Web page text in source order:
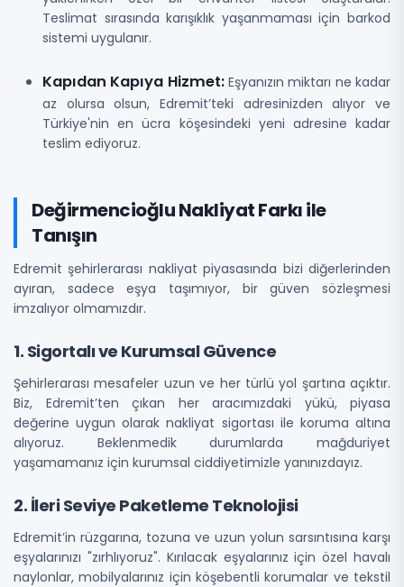
Teslimat sırasında karışıklık yaşanmaması için barkod
sistemi uygulanır.
Kapıdan Kapıya Hizmet:Eşyanızın miktarı ne kadar
az olursa olsun, Edremit’teki adresinizden alıyor ve
Türkiye'nin en ücra köşesindeki yeni adresine kadar
teslim ediyoruz.
Değirmencioğlu Nakliyat Farkı ile
Tanışın
Edremit şehirlerarası nakliyat piyasasında bizi diğerlerinden
ayıran, sadece eşya taşımıyor, bir güven sözleşmesi
imzalıyor olmamızdır.
1. Sigortalı ve Kurumsal Güvence
Şehirlerarası mesafeler uzun ve her türlü yol şartına açıktır.
Biz, Edremit’ten çıkan her aracımızdaki yükü, piyasa
değerine uygun olarak nakliyat sigortası ile koruma altına
alıyoruz. Beklenmedik durumlarda mağduriyet
yaşamamanız için kurumsal ciddiyetimizle yanınızdayız.
2. İleri Seviye Paketleme Teknolojisi
Edremit’in rüzgarına, tozuna ve uzun yolun sarsıntısına karşı
eşyalarınızı "zırhlıyoruz". Kırılacak eşyalarınız için özel havalı
naylonlar, mobilyalarınız için köşebentli korumalar ve tekstil